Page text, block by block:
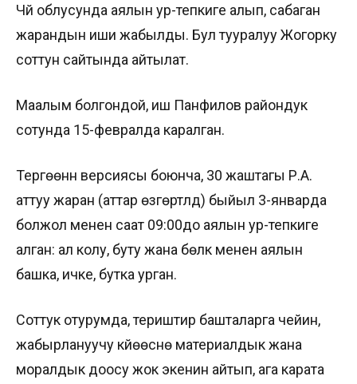
Чүй облусунда аялын ур-тепкиге алып, сабаган
жарандын иши жабылды. Бул тууралуу Жогорку
соттун сайтында айтылат.
Маалым болгондой, иш Панфилов райондук
сотунда 15-февралда каралган.
Тергөөнүн версиясы боюнча, 30 жаштагы Р.А.
аттуу жаран (аттар өзгөртүлдү) быйыл 3-январда
болжол менен саат 09:00до аялын ур-тепкиге
алган: ал колу, буту жана үбөлүк менен аялын
башка, ичке, бутка урган.
Соттук отурумда, териштирүү башталарга чейин,
жабырлануучу күйөөсүнө материалдык жана
моралдык доосу жок экенин айтып, ага карата